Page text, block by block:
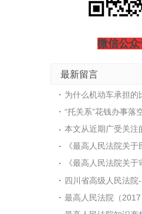
微信公众
最新留言